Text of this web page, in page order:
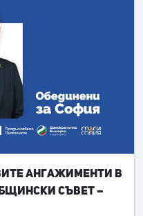
ангажименти в
съвет –